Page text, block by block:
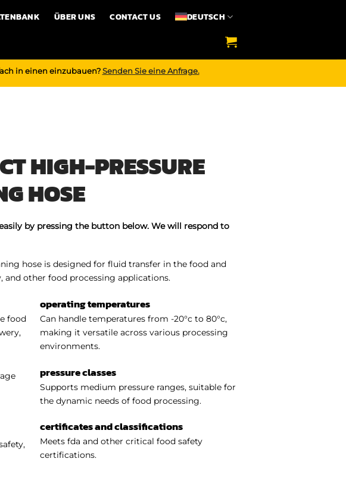
ÜBER UNS CONTACT US DEUTSCH
in einen einzubauen? Senden Sie eine Anfrage.
HIGH-PRESSURE
HOSE
by pressing the button below. We will respond to
hose is designed for fluid transfer in the food and
and other food processing applications.
food
operating temperatures
Can handle temperatures from -20°c to 80°c,
making it versatile across various processing
environments.
pressure classes
Supports medium pressure ranges, suitable for
the dynamic needs of food processing.
certificates and classifications
Meets fda and other critical food safety
certifications.